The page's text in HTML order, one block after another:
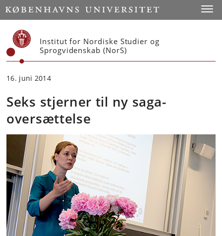
Start
Institut for Nordiske Studier og
Sprogvidenskab (NorS)
16. juni 2014
Seks stjerner til ny saga-
oversættelse